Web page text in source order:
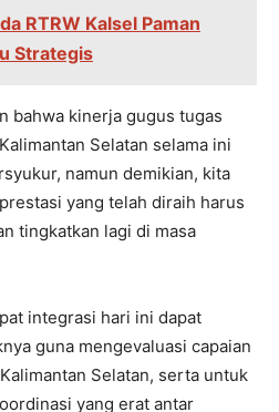
RTRW Kalsel Paman
Strategis
bahwa kinerja gugus tugas
Selatan selama ini
namun demikian, kita
yang telah diraih harus
tingkatkan lagi di masa
integrasi hari ini dapat
guna mengevaluasi capaian
Selatan, serta untuk
yang erat antar